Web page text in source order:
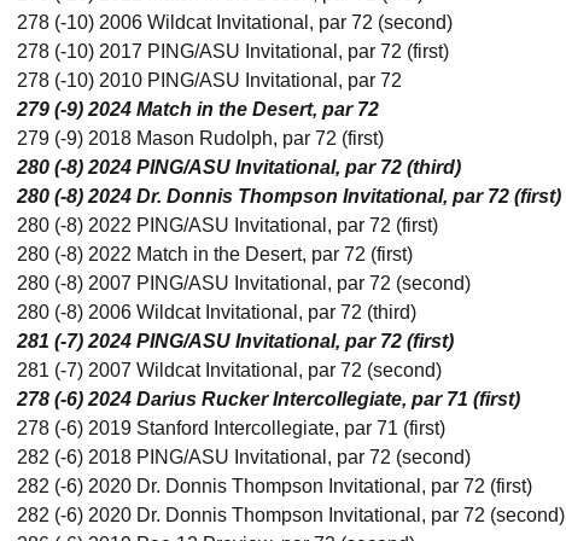
278 (-10) 2006 Wildcat Invitational, par 72 (second)
278 (-10) 2017 PING/ASU Invitational, par 72 (first)
278 (-10) 2010 PING/ASU Invitational, par 72
279 (-9) 2024 Match in the Desert, par 72
279 (-9) 2018 Mason Rudolph, par 72 (first)
280 (-8) 2024 PING/ASU Invitational, par 72 (third)
280 (-8) 2024 Dr. Donnis Thompson Invitational, par 72 (first)
280 (-8) 2022 PING/ASU Invitational, par 72 (first)
280 (-8) 2022 Match in the Desert, par 72 (first)
280 (-8) 2007 PING/ASU Invitational, par 72 (second)
280 (-8) 2006 Wildcat Invitational, par 72 (third)
281 (-7) 2024 PING/ASU Invitational, par 72 (first)
281 (-7) 2007 Wildcat Invitational, par 72 (second)
278 (-6) 2024 Darius Rucker Intercollegiate, par 71 (first)
278 (-6) 2019 Stanford Intercollegiate, par 71 (first)
282 (-6) 2018 PING/ASU Invitational, par 72 (second)
282 (-6) 2020 Dr. Donnis Thompson Invitational, par 72 (first)
282 (-6) 2020 Dr. Donnis Thompson Invitational, par 72 (second)